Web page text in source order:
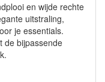
en wijde rechte
uitstraling,
je essentials.
de bijpassende